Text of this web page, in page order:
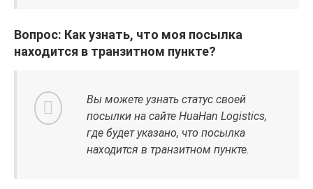
Вопрос: Как узнать, что моя посылка
находится в транзитном пункте?
Вы можете узнать статус своей
посылки на сайте HuaHan Logistics,
где будет указано, что посылка
находится в транзитном пункте.